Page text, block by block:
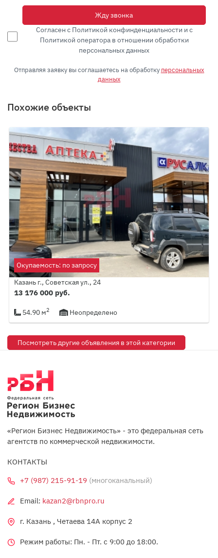
Жду звонка
Согласен с Политикой конфинденциальности и с
Политикой оператора в отношении обработки
персональных данных
Отправляя заявку вы соглашаетесь на обработку персональных
данных
Похожие объекты
Окупаемость: по запросу
Казань г., Советская ул., 24
13 176 000 руб.
54.90 м2 Неопределено
Посмотреть другие объявления в этой категории
«Регион Бизнес Недвижимость» - это федеральная сеть
агентств по коммерческой недвижимости.
КОНТАКТЫ
+7 (987) 215-91-19 (многоканальный)
Email: kazan2@rbnpro.ru
г. Казань , Четаева 14А корпус 2
Режим работы: Пн. - Пт. c 9:00 до 18:00.